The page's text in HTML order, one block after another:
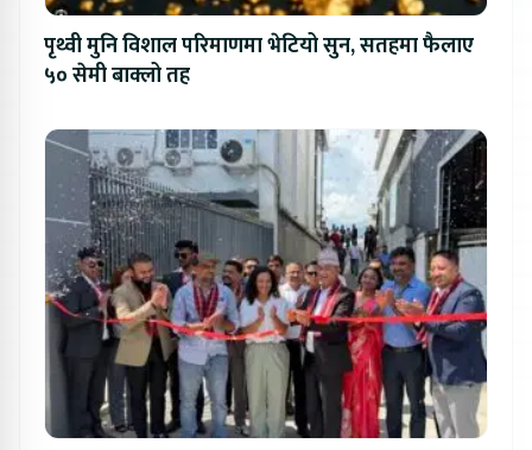
पृथ्वी मुनि विशाल परिमाणमा भेटियो सुन, सतहमा फैलाए
५० सेमी बाक्लो तह